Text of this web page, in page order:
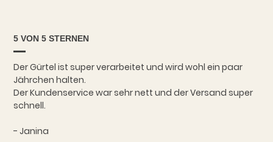
5 VON 5 STERNEN
Der Gürtel ist super verarbeitet und wird wohl ein paar
Jährchen halten.
Der Kundenservice war sehr nett und der Versand super
schnell.
- Janina